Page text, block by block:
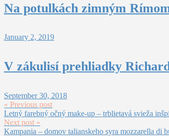
Na potulkách zimným
January 2, 2019
V zákulisí prehliadky
September 30, 2018
« Previous post
Letný farebný očný make-up – trblietavá svieža
Next post »
Kampania – domov talianskeho syra mozzarella di